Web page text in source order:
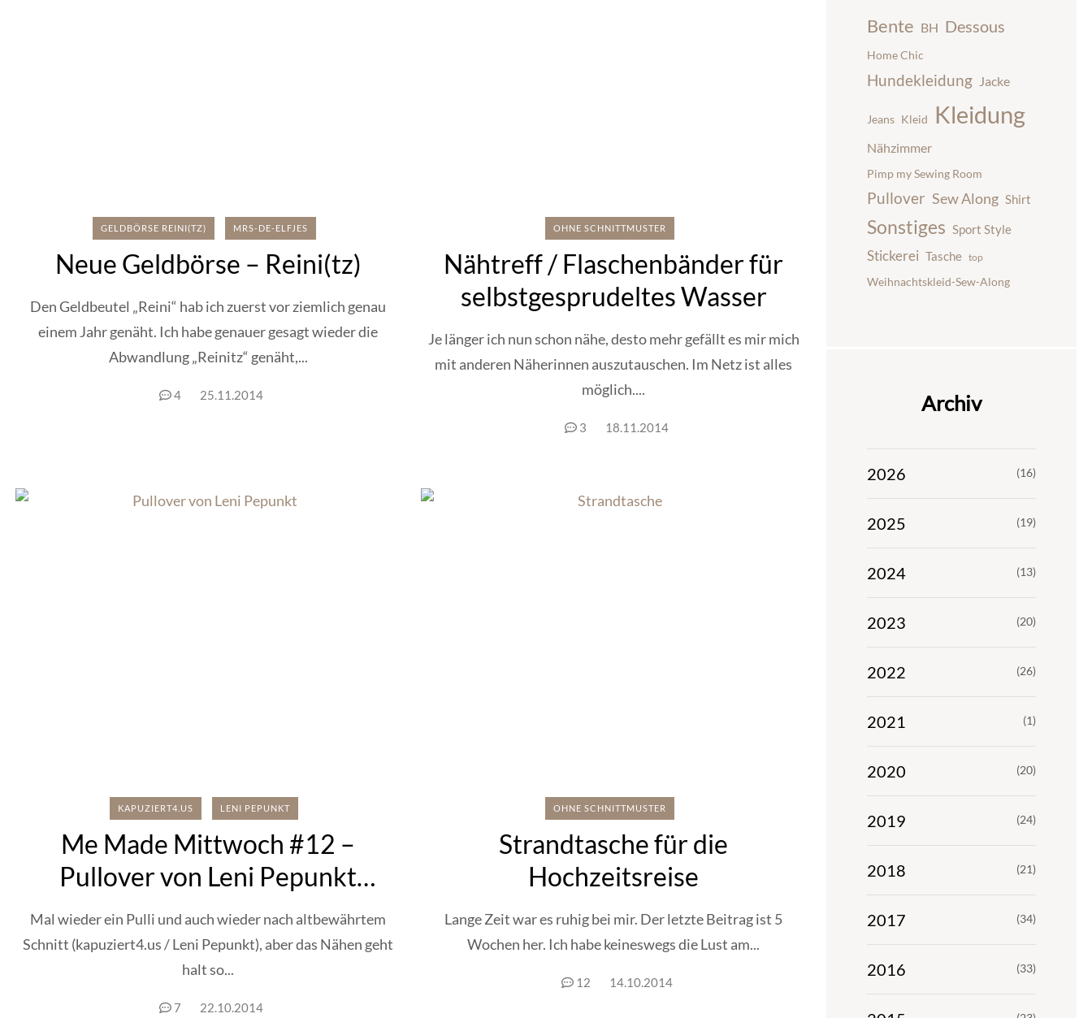
GELDBÖRSE REINI(TZ) MRS-DE-ELFJES
Neue Geldbörse – Reini(tz)
Den Geldbeutel „Reini“ hab ich zuerst vor ziemlich genau
einem Jahr genäht. Ich habe genauer gesagt wieder die
Abwandlung „Reinitz“ genäht,...
4 25.11.2014
OHNE SCHNITTMUSTER
Nähtreff / Flaschenbänder für
selbstgesprudeltes Wasser
Je länger ich nun schon nähe, desto mehr gefällt es mir mich
mit anderen Näherinnen auszutauschen. Im Netz ist alles
möglich....
3 18.11.2014
KAPUZIERT4.US LENI PEPUNKT
Me Made Mittwoch #12 –
Pullover von Leni Pepunkt
(Weiss)
Mal wieder ein Pulli und auch wieder nach altbewährtem
Schnitt (kapuziert4.us / Leni Pepunkt), aber das Nähen geht
halt so...
7 22.10.2014
OHNE SCHNITTMUSTER
Strandtasche für die
Hochzeitsreise
Lange Zeit war es ruhig bei mir. Der letzte Beitrag ist 5
Wochen her. Ich habe keineswegs die Lust am...
12 14.10.2014
Bente BH Dessous
Home Chic
Hundekleidung Jacke
Jeans Kleid Kleidung
Nähzimmer
Pimp my Sewing Room
Pullover Sew Along Shirt
Sonstiges Sport Style
Stickerei Tasche top
Weihnachtskleid-Sew-Along
Archiv
2026 (16)
2025 (19)
2024 (13)
2023 (20)
2022 (26)
2021 (1)
2020 (20)
2019 (24)
2018 (21)
2017 (34)
2016 (33)